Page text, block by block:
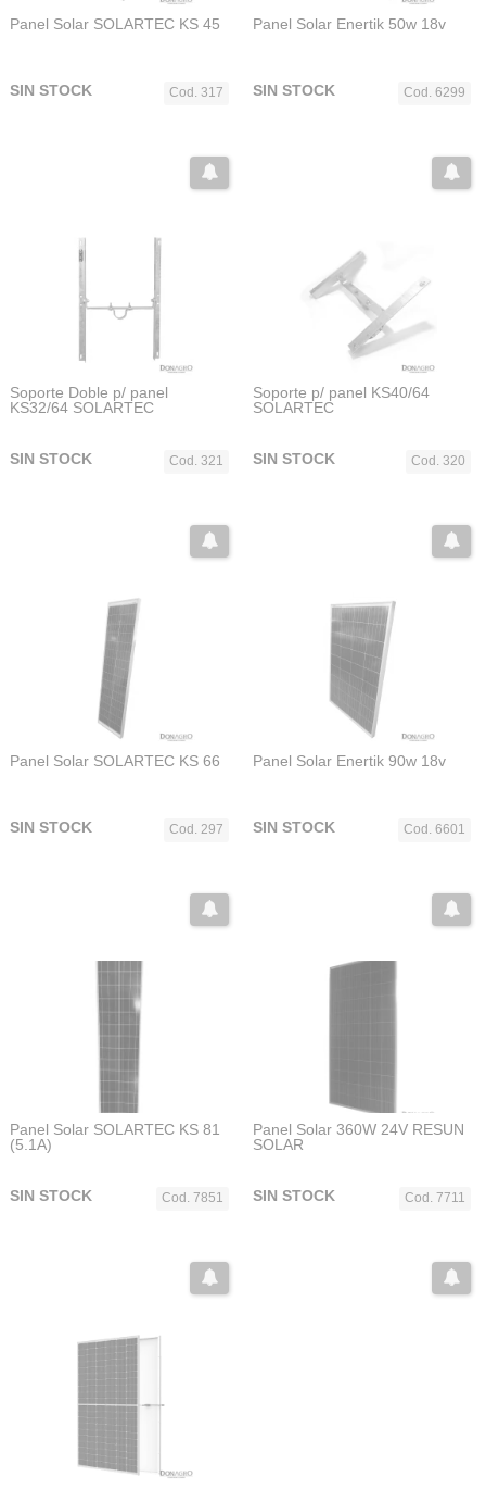
Panel Solar SOLARTEC KS 45
Cod. 317
SIN STOCK
Panel Solar Enertik 50w 18v
Cod. 6299
SIN STOCK
Soporte Doble p/ panel
KS32/64 SOLARTEC
Cod. 321
SIN STOCK
Soporte p/ panel KS40/64
SOLARTEC
Cod. 320
SIN STOCK
Panel Solar SOLARTEC KS 66
Cod. 297
SIN STOCK
Panel Solar Enertik 90w 18v
Cod. 6601
SIN STOCK
Panel Solar SOLARTEC KS 81
(5.1A)
Cod. 7851
SIN STOCK
Panel Solar 360W 24V RESUN
SOLAR
Cod. 7711
SIN STOCK